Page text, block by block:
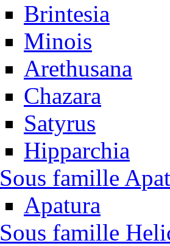
Brintesia
Minois
Arethusana
Chazara
Satyrus
Hipparchia
Sous famille
Apatura
Sous famille